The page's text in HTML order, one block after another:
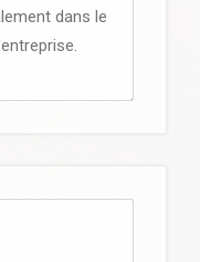
dans le